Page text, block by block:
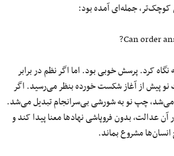
کوچک‌تر، جمله‌ای آمده بود:
Can order
کرد. پرسش خوبی بود. اما اگر نظم در برابر
پیش از آغاز شکست خورده بنظر می‌رسید. اگر
چپ نو به شورشی بی‌سرانجام تبدیل می‌شد.
آن عدالت، بدون فروپاشی نهادها معنا پیدا کند و
مشروع بماند.